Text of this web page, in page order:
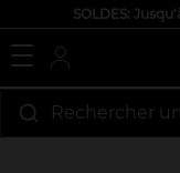
SOLDES:
Rechercher